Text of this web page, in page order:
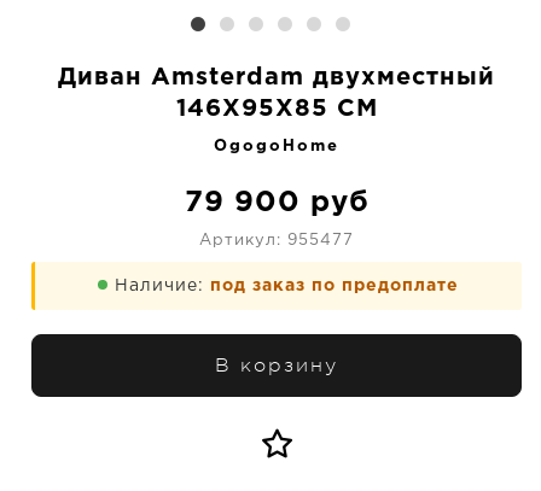
Диван Amsterdam двухместный
146X95X85 CM
OgogoHome
79 900 руб
Артикул: 955477
Наличие: под заказ по предоплате
В корзину